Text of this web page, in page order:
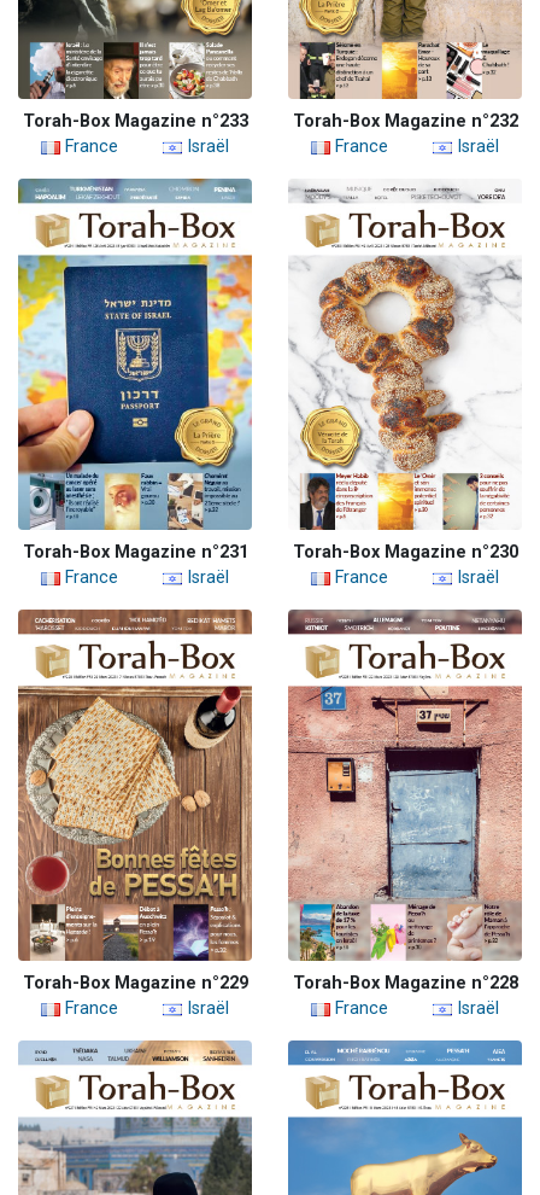
Torah-Box Magazine n°233
France
Israël
Torah-Box Magazine n°232
France
Israël
Torah-Box Magazine n°231
France
Israël
Torah-Box Magazine n°230
France
Israël
Torah-Box Magazine n°229
France
Israël
Torah-Box Magazine n°228
France
Israël